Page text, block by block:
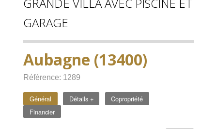
GRANDE VILLA AVEC PISCINE ET
GARAGE
Aubagne (13400)
Référence: 1289
Général Détails +
Copropriété
Financier